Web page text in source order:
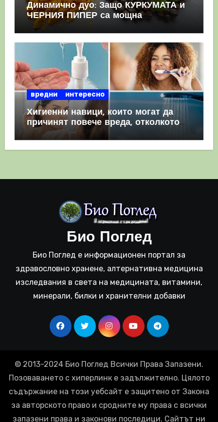
Динамично дуо: Защо КУРКУМАТА и
ЧЕРНИЯ ПИПЕР са мощна
комбинация
вредни интересно
Хигиенни навици, които могат да
причинят повече вреда, отколкото
полза
Био Поглед
Био Поглед е информационен портал за
здравословно хранене, алтернативна медицина
изследвания в света на медицината, витамини,
минерали, билки и хранителни добавки
© 2013-2024 Био Поглед Всички Права Запазени.
Позоваването с хиперлинк е задължително. Цялото
съдържание на този уебсайт е защитено от Закона
за авторското право и сродните му права с всички
запазени права и законови последици. Сайтът ни